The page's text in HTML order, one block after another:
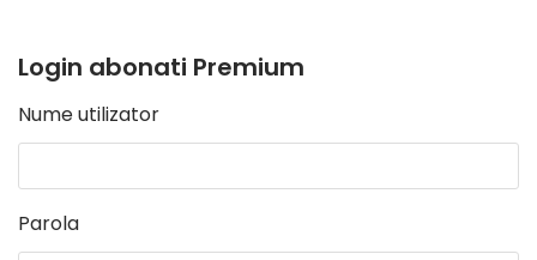
Login abonati Premium
Nume utilizator
Parola